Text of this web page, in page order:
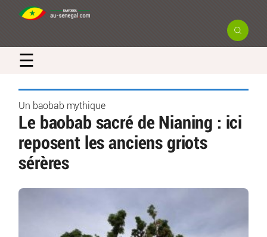
☰
Un baobab mythique
Le baobab sacré de Nianing : ici
reposent les anciens griots
sérères